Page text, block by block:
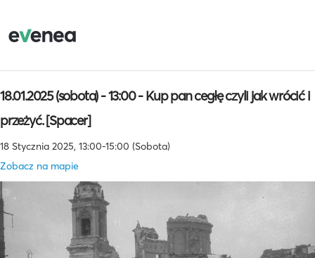
18.01.2025 (sobota) - 13:00 - Kup pan cegłę czyli jak wrócić i
przeżyć. [Spacer]
18 Stycznia 2025, 13:00-15:00 (Sobota)
Zobacz na mapie